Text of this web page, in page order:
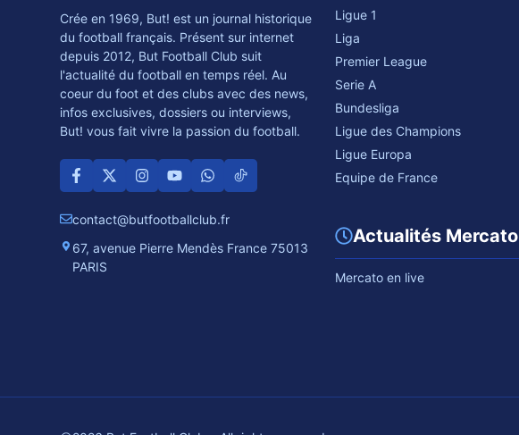
Crée en 1969, But! est un journal historique
du football français. Présent sur internet
depuis 2012, But Football Club suit
l'actualité du football en temps réel. Au
coeur du foot et des clubs avec des news,
infos exclusives, dossiers ou interviews,
But! vous fait vivre la passion du football.
contact@butfootballclub.fr
67, avenue Pierre Mendès France 75013
PARIS
Ligue 1
Liga
Premier League
Serie A
Bundesliga
Ligue des Champions
Ligue Europa
Equipe de France
Actualités Mercato
Mercato en live